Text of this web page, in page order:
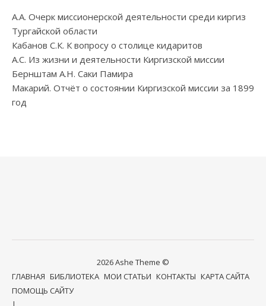
А.А. Очерк миссионерской деятельности среди киргиз
Тургайской области
Кабанов С.К. К вопросу о столице кидаритов
А.С. Из жизни и деятельности Киргизской миссии
Бернштам А.Н. Саки Памира
Макарий. Отчёт о состоянии Киргизской миссии за 1899
год
2026 Ashe Theme ©
ГЛАВНАЯ БИБЛИОТЕКА МОИ СТАТЬИ КОНТАКТЫ КАРТА САЙТА
ПОМОЩЬ САЙТУ